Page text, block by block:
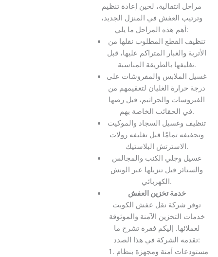
مراحل انتقالية، لحين إعادة تنظيم
وترتيب العفش في المنزل الجديد،
أهم هذه المراحل ما يلي:
تنظيف القطع المطلوب نقلها من
الأتربة والغبار المتراكم عليها، قبل
تغليفها بالطريقة المناسبة.
غسيل الملابس والمفروشات على
درجة حرارة الغليان لتعقيمهم من
الفيروسات والجراثيم، قبل رصها
في الحقائب الخاصة بهم.
تنظيف وغسيل السجاد والموكيت
وتجفيفه تمامًا قبل تغليفه رولات
الاسترتش البلاستيك.
غسيل وجلي الكنب والمجالس
والستائر قبل تنزيلها عبر الونش
الكهربائي.
خدمة تخزين العفش
توفر شركة نقل عفش الكويت
خدمات التخزين الآمنة والموثوقة
لعملائها. إليكم فقرة تشرح ما
تقدمه الشركة في هذا الصدد:
مستودعات آمنة ومجهزة بنظام